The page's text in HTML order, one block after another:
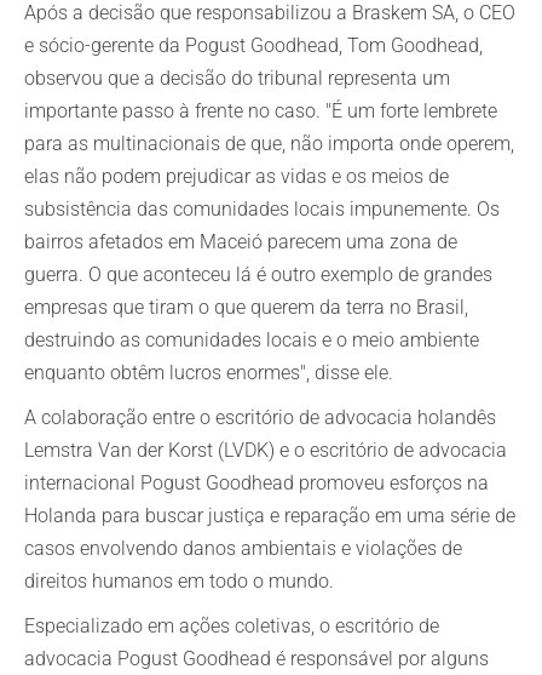
Após a decisão que responsabilizou a Braskem SA, o CEO
e sócio-gerente da Pogust Goodhead, Tom Goodhead,
observou que a decisão do tribunal representa um
importante passo à frente no caso. "É um forte lembrete
para as multinacionais de que, não importa onde operem,
elas não podem prejudicar as vidas e os meios de
subsistência das comunidades locais impunemente. Os
bairros afetados em Maceió parecem uma zona de
guerra. O que aconteceu lá é outro exemplo de grandes
empresas que tiram o que querem da terra no Brasil,
destruindo as comunidades locais e o meio ambiente
enquanto obtêm lucros enormes", disse ele.
A colaboração entre o escritório de advocacia holandês
Lemstra Van der Korst (LVDK) e o escritório de advocacia
internacional Pogust Goodhead promoveu esforços na
Holanda para buscar justiça e reparação em uma série de
casos envolvendo danos ambientais e violações de
direitos humanos em todo o mundo.
Especializado em ações coletivas, o escritório de
advocacia Pogust Goodhead é responsável por alguns